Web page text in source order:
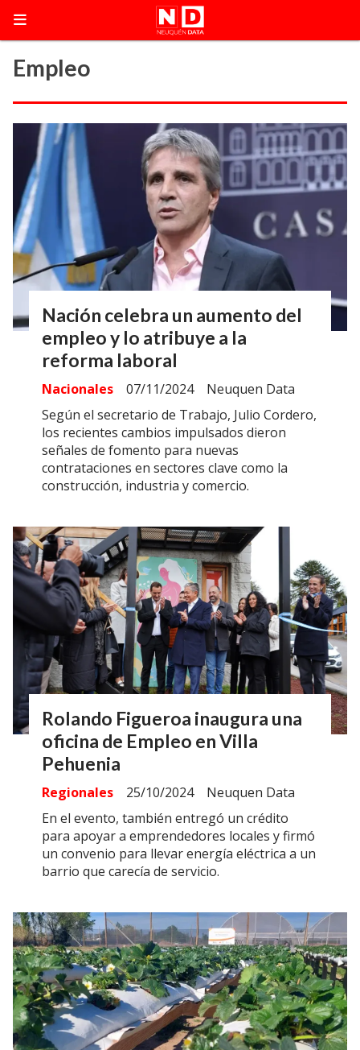
Empleo
Nación celebra un aumento del
empleo y lo atribuye a la
reforma laboral
Neuquen Data
Nacionales
07/11/2024
Según el secretario de Trabajo, Julio Cordero,
los recientes cambios impulsados dieron
señales de fomento para nuevas
contrataciones en sectores clave como la
construcción, industria y comercio.
Rolando Figueroa inaugura una
oficina de Empleo en Villa
Pehuenia
Neuquen Data
Regionales
25/10/2024
En el evento, también entregó un crédito
para apoyar a emprendedores locales y firmó
un convenio para llevar energía eléctrica a un
barrio que carecía de servicio.